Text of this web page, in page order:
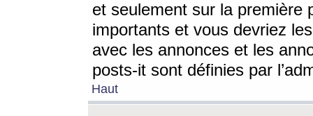
et seulement sur la première
importants et vous devriez
avec les annonces et les
posts-it sont définies par
Haut